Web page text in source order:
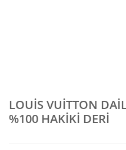
LOUİS VUİTTON
%100 HAKİKİ DERİ